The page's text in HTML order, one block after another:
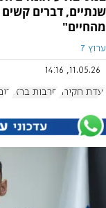
שנתיים, דברים
מהחיים"
ערוץ 7
11.05.26, 14:16
ועדת חקירה חרבות ברזל